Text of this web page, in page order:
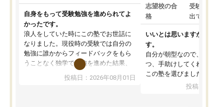
自身をもって受験勉強を進められてよ
かったです。
浪人をしていた時にこの塾でお世話に
なりました。現役時の受験では自分の
勉強に誰かからフィードバックをもら
うことなく独学で勉強を進めた結果、
入試本番に地歴の学習が間に合わず不
合格となってしまいました。その経験
投稿日：2026年08月01日
志望校の合
格
受験して
出ていな
いいとは思いますが、料
す。
自分が朝型なので、自習
つ、手助けしてくれる設
この塾を選びました。
投稿日：